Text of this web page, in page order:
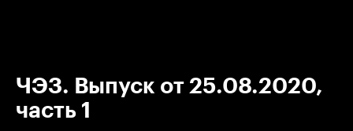
ЧЭЗ. Выпуск от 25.08.2020,
часть 1